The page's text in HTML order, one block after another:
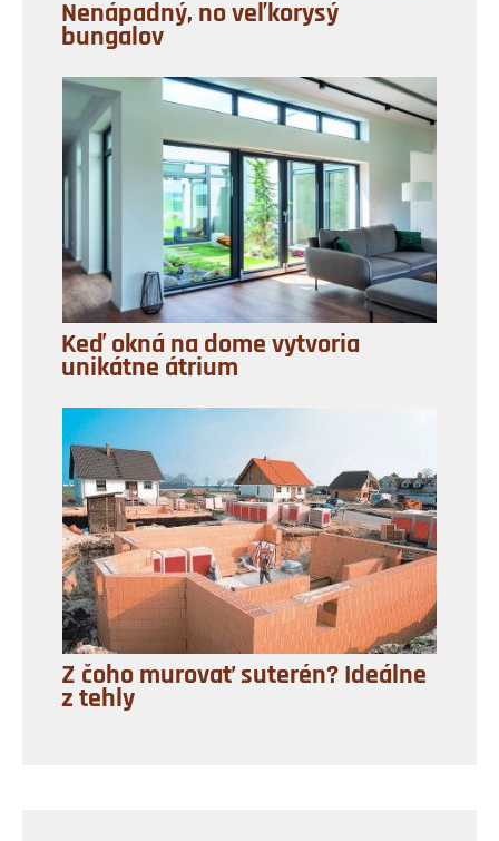
Nenápadný, no veľkorysý
bungalov
Keď okná na dome vytvoria
unikátne átrium
Z čoho murovať suterén? Ideálne
z tehly